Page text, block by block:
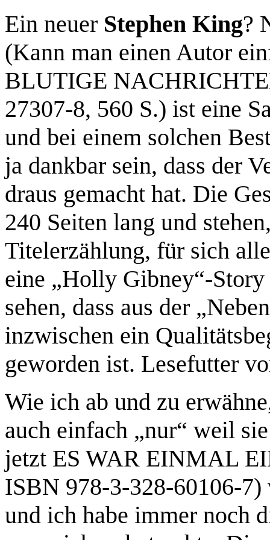
Ein neuer Stephen King?
(Kann man einen Autor
BLUTIGE
27307-8, 560 S.) ist eine
und bei einem solchen
ja dankbar sein, dass der
draus gemacht hat. Die
240 Seiten lang und
Titelerzählung, für sich
eine „Holly Gibney“-
sehen, dass aus der
inzwischen ein
geworden ist. Lesefutter
Wie ich ab und zu
auch einfach „nur“ weil
jetzt ES WAR EINMAL
ISBN 978-3-328-60106-
und ich habe immer noch